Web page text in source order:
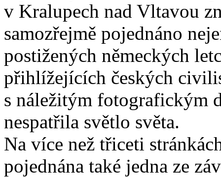
v Kralupech nad Vltavou
samozřejmě pojednáno
postižených německých
přihlížejících českých
s náležitým fotografickým
nespatřila světlo světa.
Na více než třiceti
pojednána také jedna ze